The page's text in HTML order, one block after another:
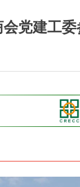
党建工